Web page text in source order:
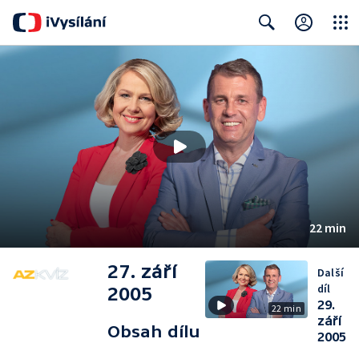
22 min
27. září
2005
Obsah dílu
22 min
Další
díl
29.
září
2005